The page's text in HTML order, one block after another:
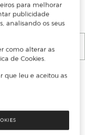
registar ou
para melhorar
publicidade
analisando os seus
como alterar as
de Cookies.
que leu e aceitou as